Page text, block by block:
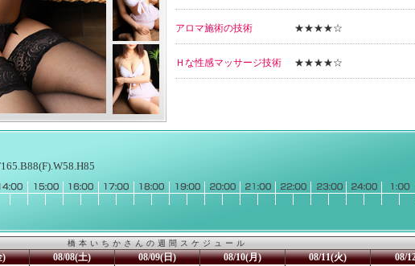
アロマ施術の技術 ★★★★☆
Ｈな性感マッサージ技術 ★★★★☆